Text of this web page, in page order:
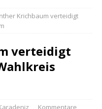
Krichbaum verteidigt
verteidigt
Kommentare